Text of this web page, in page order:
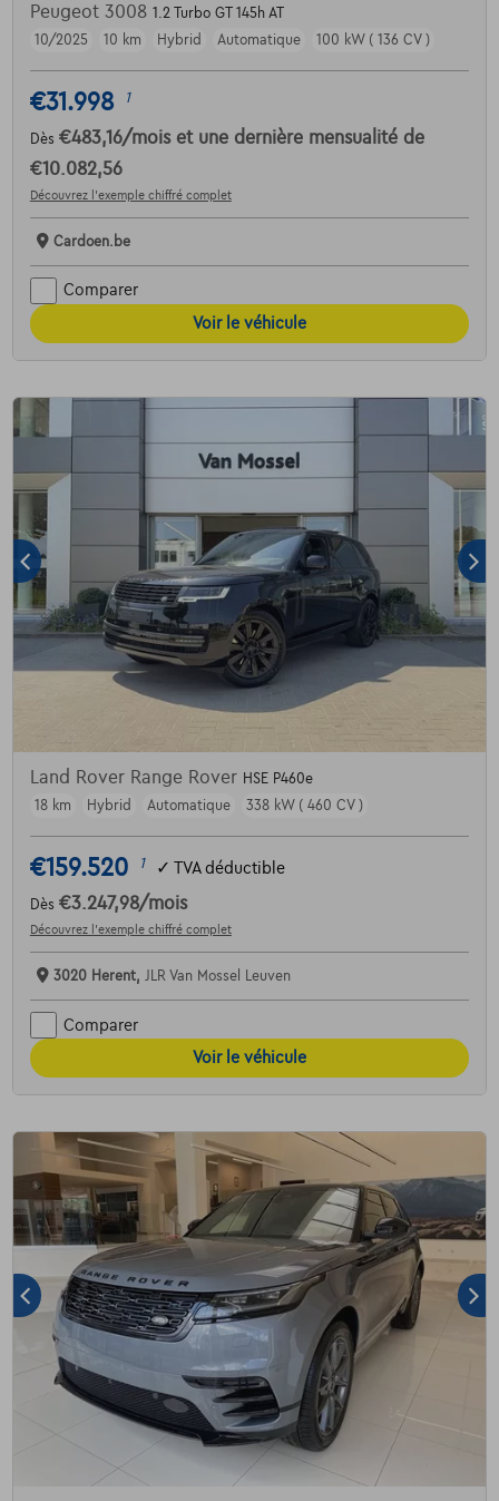
Peugeot 3008 1.2 Turbo GT 145h AT
10/2025
10 km Hybrid Automatique 100 kW ( 136 CV )
€31.998 1
Dès €483,16/mois et une dernière mensualité de
€10.082,56
Découvrez l’exemple chiffré complet
Cardoen.be
Comparer
Voir le véhicule
Land Rover Range Rover HSE P460e
18 km
Hybrid Automatique 338 kW ( 460 CV )
€159.520 1 ✓ TVA déductible
Dès €3.247,98/mois
Découvrez l’exemple chiffré complet
3020 Herent, JLR Van Mossel Leuven
Comparer
Voir le véhicule